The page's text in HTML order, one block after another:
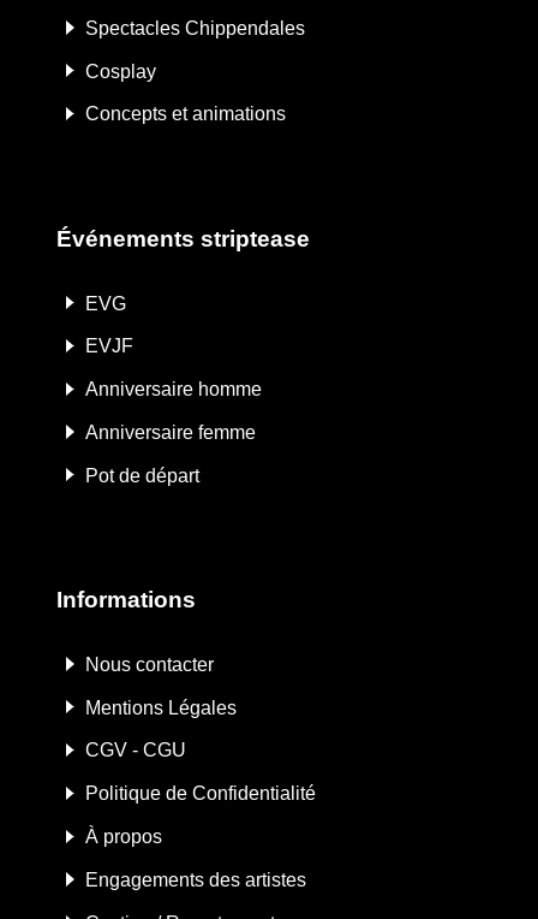
Spectacles Chippendales
Cosplay
Concepts et animations
Événements striptease
EVG
EVJF
Anniversaire homme
Anniversaire femme
Pot de départ
Informations
Nous contacter
Mentions Légales
CGV - CGU
Politique de Confidentialité
À propos
Engagements des artistes